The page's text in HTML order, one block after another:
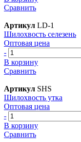
Сравнить
Артикул LD-1
Шилохвость селезень
Оптовая цена
-
В корзину
Сравнить
Артикул SHS
Шилохвость утка
Оптовая цена
-
В корзину
Сравнить